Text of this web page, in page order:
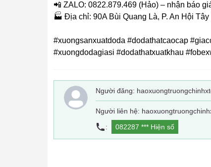
📲 ZALO: 0822.879.469 (Hảo) – nhận báo
🏭 Địa chỉ: 90A Bùi Quang Là, P. An Hội Tây
#xuongsanxuatdoda #dodathatcaocap
#xuongdodagiasi #dodathatxuatkhau
Người đăng:
Người liên hệ:
:
082287 *** Hiện số